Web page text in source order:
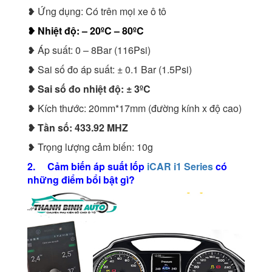
❥ Ứng dụng: Có trên mọi xe ô tô
❥ Nhiệt độ: – 20ºC – 80ºC
❥ Áp suất: 0 – 8Bar (116Psi)
❥ Sai số đo áp suất: ± 0.1 Bar (1.5Psi)
❥ Sai số đo nhiệt độ: ± 3ºC
❥ Kích thước: 20mm*17mm (đường kính x độ cao)
❥ Tần số: 433.92 MHZ
❥ Trọng lượng cảm biến: 10g
2. Cảm biến áp suất lốp iCAR i1 Seriescó
những điểm bổi bật gì?